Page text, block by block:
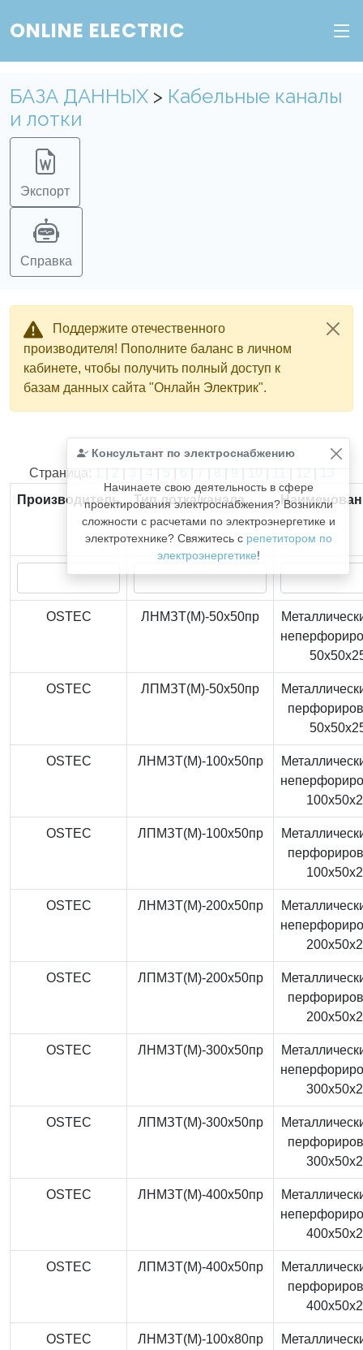
ONLINE ELECTRIC
БАЗА ДАННЫХ > Кабельные каналы
и лотки
Экспорт
Справка
Поддержите отечественного
производителя! Пополните баланс в личном
кабинете, чтобы получить полный доступ к
базам данных сайта "Онлайн Электрик".
Консультант по электроснабжению
Начинаете свою деятельность в сфере
проектирования электроснабжения? Возникли
сложности с расчетами по электроэнергетике и
электротехнике? Свяжитесь с репетитором по
электроэнергетике!
Найдено366из366записей.
Страница: 1 | 2 | 3 | 4 | 5 | 6 | 7 | 8 | 9 | 10 | 11 | 12 | 13
Производитель
Тип лотка/канала
OSTEC ЛНМЗТ(М)-50x50пр
OSTEC ЛПМЗТ(М)-50x50пр
OSTEC ЛНМЗТ(М)-100x50пр
OSTEC ЛПМЗТ(М)-100x50пр
OSTEC ЛНМЗТ(М)-200x50пр
OSTEC ЛПМЗТ(М)-200x50пр
OSTEC ЛНМЗТ(М)-300x50пр
OSTEC ЛПМЗТ(М)-300x50пр
OSTEC ЛНМЗТ(М)-400x50пр
OSTEC ЛПМЗТ(М)-400x50пр
OSTEC ЛНМЗТ(М)-100x80пр